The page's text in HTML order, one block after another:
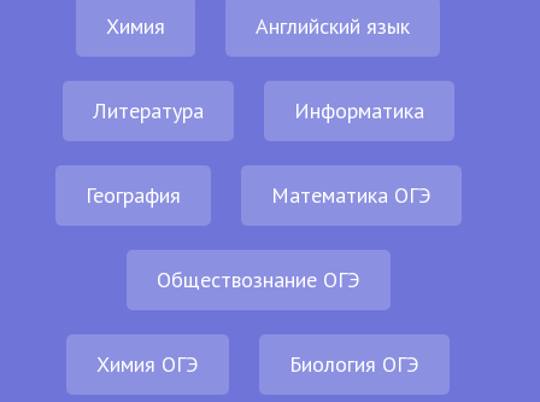
Химия Английский язык
Литература Информатика
География Математика ОГЭ
Обществознание ОГЭ
Химия ОГЭ Биология ОГЭ